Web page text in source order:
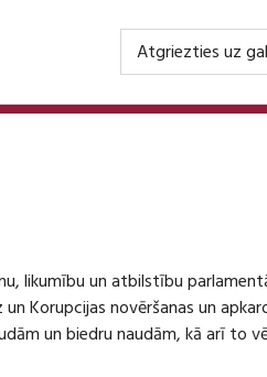
Atgriezties uz
likumību un atbilstību
Korupcijas novēršanas un
un biedru naudām, kā arī to